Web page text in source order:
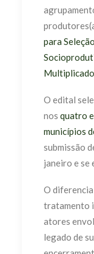
para
O edital
nos quatro
municípios
submissão
janeiro e se
O
tratamento
atores
legado de